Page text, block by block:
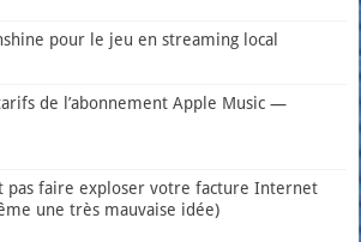
pour le jeu en streaming local
de l’abonnement Apple Music —
pas faire exploser votre facture Internet
une très mauvaise idée)